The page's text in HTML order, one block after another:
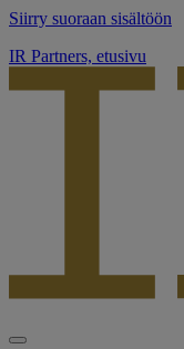
Siirry suoraan sisältöön
IR Partners, etusivu